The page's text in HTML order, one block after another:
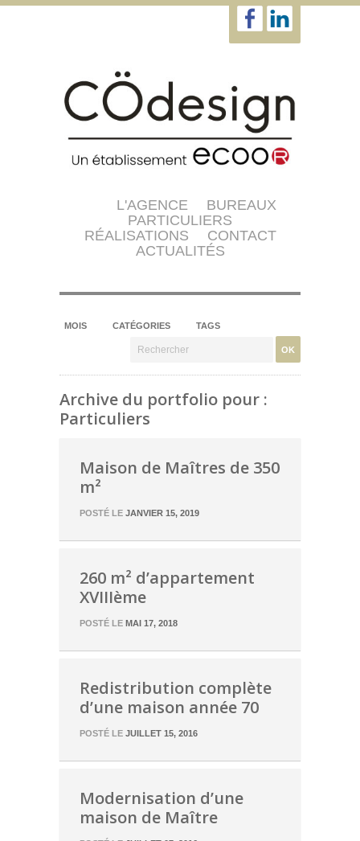
L'AGENCE
BUREAUX
PARTICULIERS
RÉALISATIONS
CONTACT
ACTUALITÉS
MOIS CATÉGORIES TAGS
Archive du portfolio pour :
Particuliers
Maison de Maîtres de 350
m²
POSTÉ LE JANVIER 15, 2019
260 m² d’appartement
XVIIIème
POSTÉ LE MAI 17, 2018
Redistribution complète
d’une maison année 70
POSTÉ LE JUILLET 15, 2016
Modernisation d’une
maison de Maître